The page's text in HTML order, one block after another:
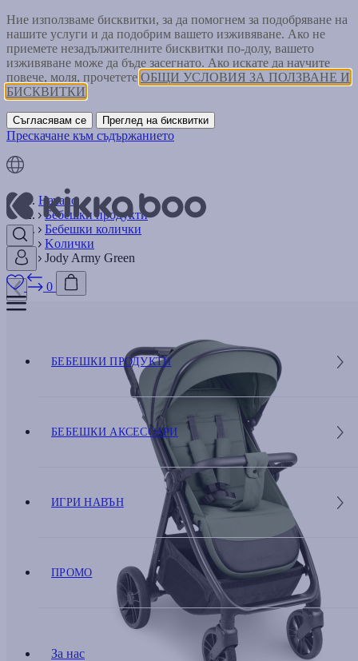
Ние използваме бисквитки, за да помогнем за подобряване на
нашите услуги и да подобрим вашето изживяване. Ако не
приемете незадължителните бисквитки по-долу, вашето
изживяване може да бъде засегнато. Ако искате да научите
повече, моля, прочетете ОБЩИ УСЛОВИЯ ЗА ПОЛЗВАНЕ И
БИСКВИТКИ
Съгласявам се Преглед на бисквитки
Прескачане към съдържанието
0
БЕБЕШКИ ПРОДУКТИ
БЕБЕШКИ АКСЕСОАРИ
ИГРИ НАВЪН
ПРОМО
За нас
Начало
Бебешки продукти
Бебешки колички
Kолички
Jody Army Green